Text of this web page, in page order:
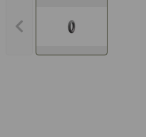
Vorheriges Bild anzeigen